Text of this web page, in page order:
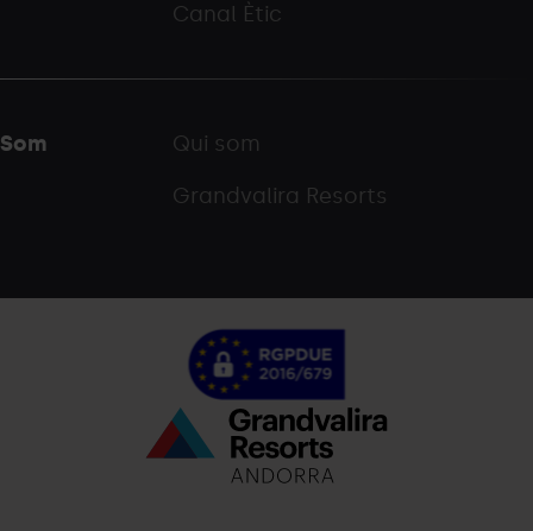
Canal Ètic
Som
Qui som
Grandvalira Resorts